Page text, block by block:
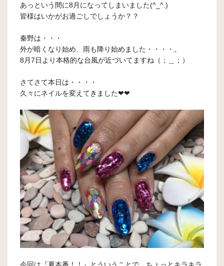
あっという間に8月になってしまいました(^_^.)
皆様はいかがお過ごしでしょうか？？
秦野は・・・
外が暗くなり始め、雨も降り始めました・・・・。
8月7日より本格的な台風が近づいてますね（；＿；）
さてさて本日は・・・・
久々にネイルを変えてきました❤❤